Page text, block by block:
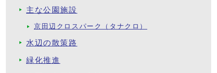
主な公園施設
京田辺クロスパーク（タナクロ）
水辺の散策路
緑化推進